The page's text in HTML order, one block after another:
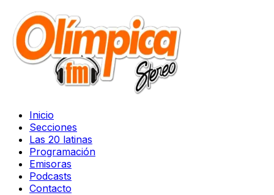
Inicio
Secciones
Las 20 latinas
Programación
Emisoras
Podcasts
Contacto